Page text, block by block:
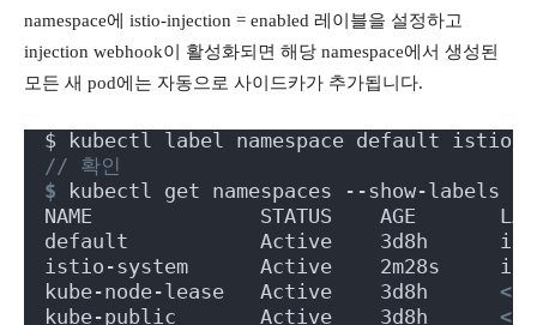
namespace에 istio-injection = enabled 레이블을 설정하고
injection webhook이 활성화되면 해당 namespace에서 생성된
모든 새 pod에는 자동으로 사이드카가 추가됩니다.
$ kubectl label namespace default istio-
// 확인
$ kubectl get namespaces --show-labels
NAME              STATUS    AGE
default           Active    3d8h
istio-system      Active    2m28s
kube-node-lease   Active    3d8h <
kube-public       Active    3d8h <